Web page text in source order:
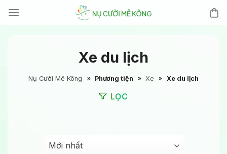
đến
Xe du lịch
Nụ Cười Mê Kông » Phương tiện » Xe » Xe du lịch
LỌC